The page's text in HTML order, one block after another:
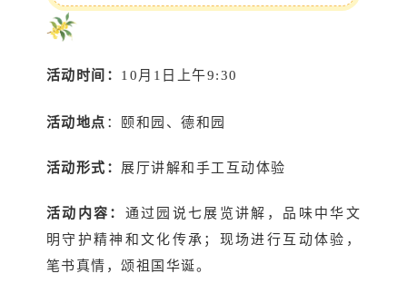
活动时间： 10月1日上午9:30
活动地点 ：颐和园、德和园
活动形式： 展厅讲解和手工互动体验
活动内容： 通过园说七展览讲解，品味中华文
明守护精神和文化传承；现场进行互动体验，
笔书真情，颂祖国华诞。